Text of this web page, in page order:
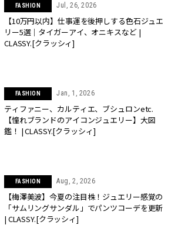
FASHION Jul, 26, 2026
【10万円以内】仕事運を後押しする色石ジュエ
リー5選｜タイガーアイ、オニキスなど |
CLASSY.[クラッシィ]
FASHION Jan, 1, 2026
ティファニー、カルティエ、ブシュロンetc.
【憧れブランドのアイコンジュエリー】大図
鑑！ | CLASSY.[クラッシィ]
FASHION Aug, 2, 2026
【梅澤美波】今夏の注目株！ジュエリー感覚の
「サムリングサンダル」でパンツコーデを更新
| CLASSY.[クラッシィ]